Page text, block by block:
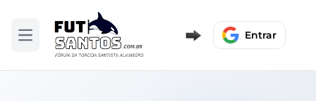
Abrir menu Entrar